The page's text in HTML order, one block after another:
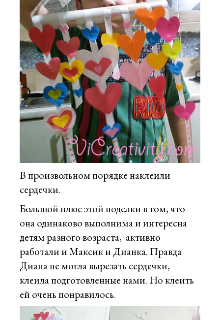
В произвольном порядке наклеили
сердечки.
Большой плюс этой поделки в том, что
она одинаково выполнима и интересна
детям разного возраста, активно
работали и Максик и Дианка. Правда
Диана не могла вырезать сердечки,
клеила подготовленные нами. Но клеить
ей очень понравилось.